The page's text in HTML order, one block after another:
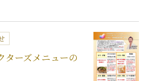
ターズメニューの